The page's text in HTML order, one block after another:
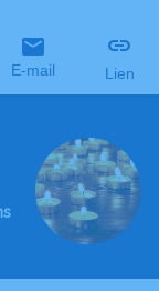
E-mail Lien